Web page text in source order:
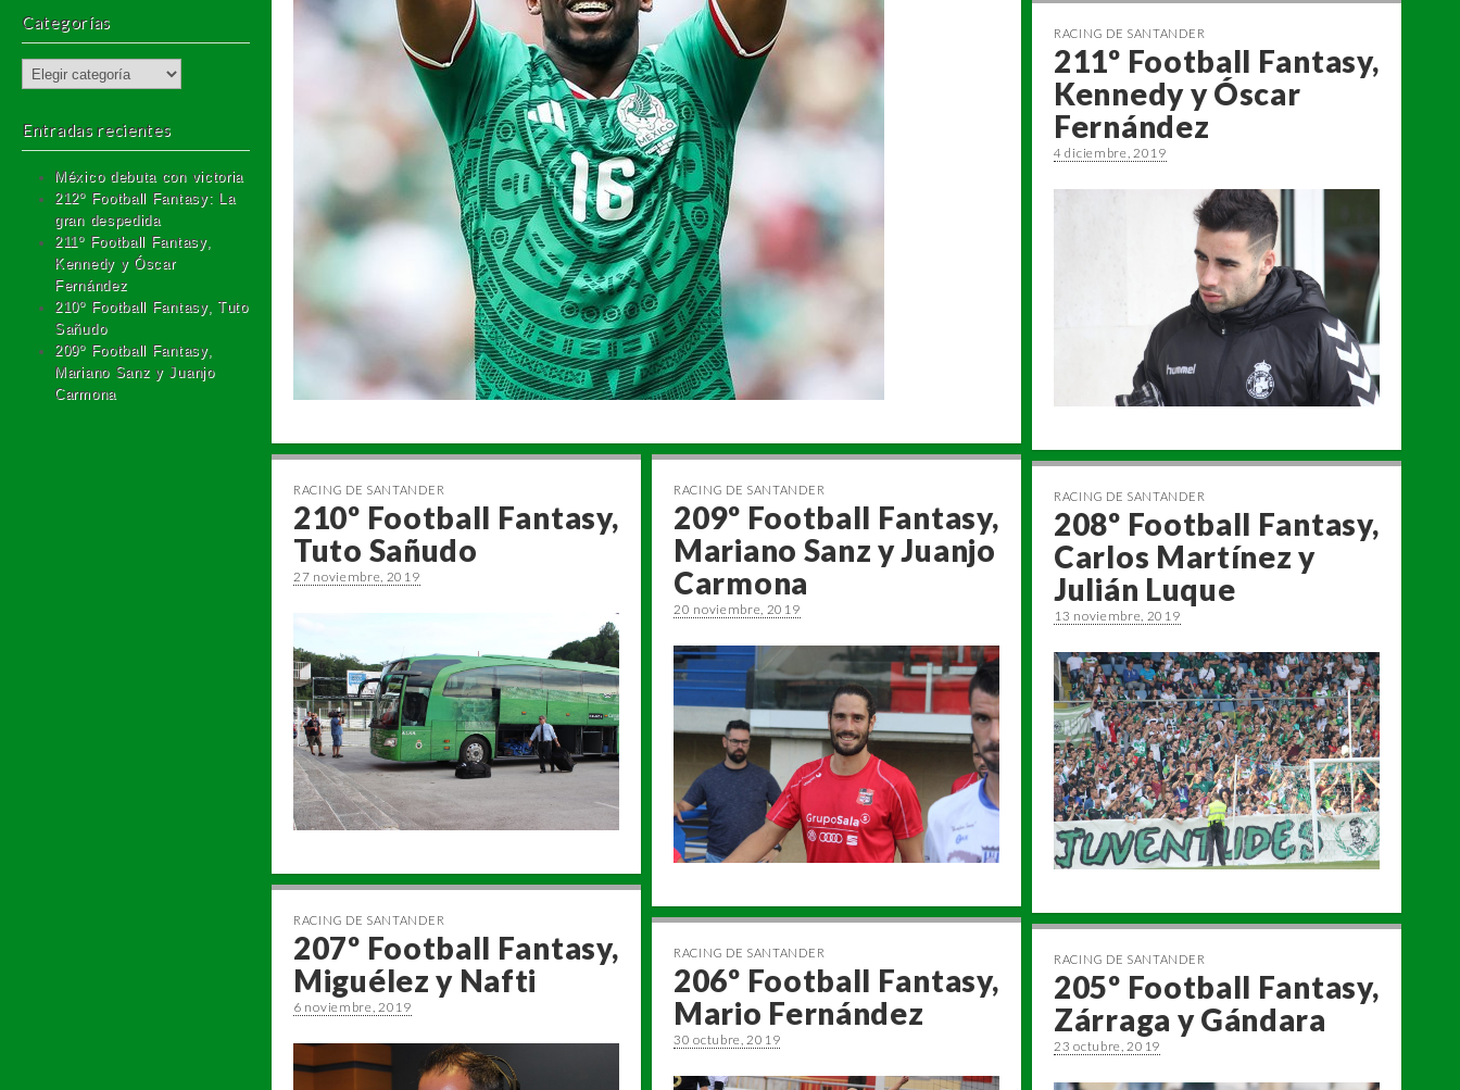
Categorías
Categorías
Entradas recientes
México debuta con victoria
212º Football Fantasy: La
gran despedida
211º Football Fantasy,
Kennedy y Óscar
Fernández
210º Football Fantasy, Tuto
Sañudo
209º Football Fantasy,
Mariano Sanz y Juanjo
Carmona
RACING DE SANTANDER
211º Football Fantasy,
Kennedy y Óscar
Fernández
4 diciembre, 2019
RACING DE SANTANDER
210º Football Fantasy,
Tuto Sañudo
27 noviembre, 2019
RACING DE SANTANDER
209º Football Fantasy,
Mariano Sanz y Juanjo
Carmona
20 noviembre, 2019
RACING DE SANTANDER
208º Football Fantasy,
Carlos Martínez y
Julián Luque
13 noviembre, 2019
RACING DE SANTANDER
207º Football Fantasy,
Miguélez y Nafti
6 noviembre, 2019
RACING DE SANTANDER
206º Football Fantasy,
Mario Fernández
30 octubre, 2019
RACING DE SANTANDER
205º Football Fantasy,
Zárraga y Gándara
23 octubre, 2019